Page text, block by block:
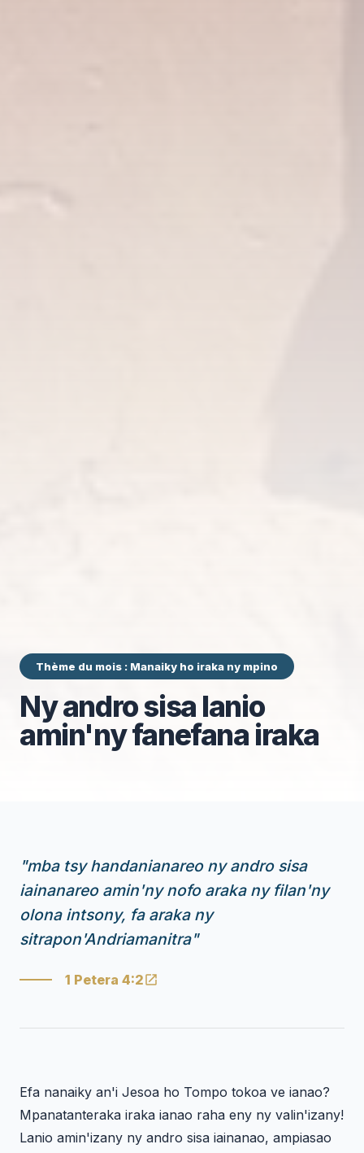
Thème du mois : Manaiky ho iraka ny mpino
Ny andro sisa lanio
amin'ny fanefana iraka
"mba tsy handanianareo ny andro sisa
iainanareo amin'ny nofo araka ny filan'ny
olona intsony, fa araka ny
sitrapon'Andriamanitra"
1 Petera 4:2
Efa nanaiky an'i Jesoa ho Tompo tokoa ve ianao?
Mpanatanteraka iraka ianao raha eny ny valin'izany!
Lanio amin'izany ny andro sisa iainanao, ampiasao